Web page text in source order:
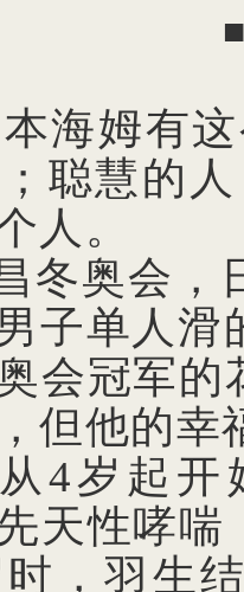
海姆有
聪慧的
人。
冬奥会，
子单人滑
会冠军
但他的幸
4岁起开
天性哮
，羽生